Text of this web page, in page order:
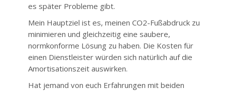
es später Probleme gibt.
Mein Hauptziel ist es, meinen CO2-Fußabdruck zu
minimieren und gleichzeitig eine saubere,
normkonforme Lösung zu haben. Die Kosten für
einen Dienstleister würden sich natürlich auf die
Amortisationszeit auswirken.
Hat jemand von euch Erfahrungen mit beiden